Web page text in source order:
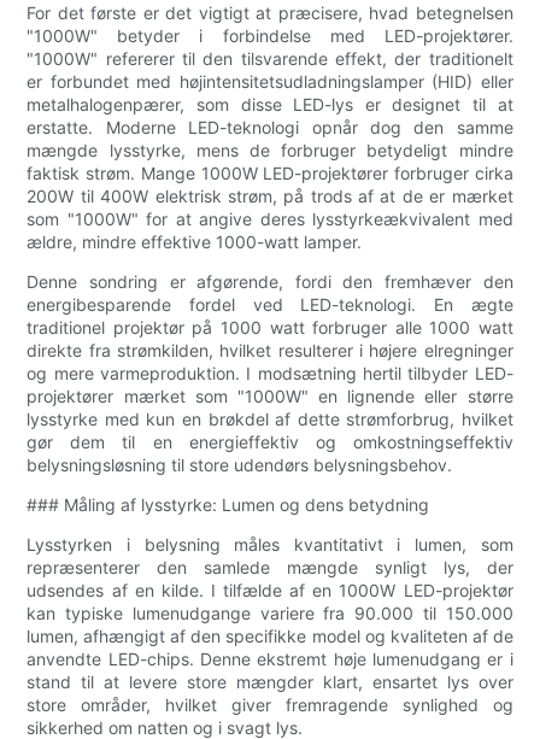
For det første er det vigtigt at præcisere, hvad betegnelsen
"1000W" betyder i forbindelse med LED-projektører.
"1000W" refererer til den tilsvarende effekt, der traditionelt
er forbundet med højintensitetsudladningslamper (HID) eller
metalhalogenpærer, som disse LED-lys er designet til at
erstatte. Moderne LED-teknologi opnår dog den samme
mængde lysstyrke, mens de forbruger betydeligt mindre
faktisk strøm. Mange 1000W LED-projektører forbruger cirka
200W til 400W elektrisk strøm, på trods af at de er mærket
som "1000W" for at angive deres lysstyrkeækvivalent med
ældre, mindre effektive 1000-watt lamper.
Denne sondring er afgørende, fordi den fremhæver den
energibesparende fordel ved LED-teknologi. En ægte
traditionel projektør på 1000 watt forbruger alle 1000 watt
direkte fra strømkilden, hvilket resulterer i højere elregninger
og mere varmeproduktion. I modsætning hertil tilbyder LED-
projektører mærket som "1000W" en lignende eller større
lysstyrke med kun en brøkdel af dette strømforbrug, hvilket
gør dem til en energieffektiv og omkostningseffektiv
belysningsløsning til store udendørs belysningsbehov.
### Måling af lysstyrke: Lumen og dens betydning
Lysstyrken i belysning måles kvantitativt i lumen, som
repræsenterer den samlede mængde synligt lys, der
udsendes af en kilde. I tilfælde af en 1000W LED-projektør
kan typiske lumenudgange variere fra 90.000 til 150.000
lumen, afhængigt af den specifikke model og kvaliteten af ​​de
anvendte LED-chips. Denne ekstremt høje lumenudgang er i
stand til at levere store mængder klart, ensartet lys over
store områder, hvilket giver fremragende synlighed og
sikkerhed om natten og i svagt lys.